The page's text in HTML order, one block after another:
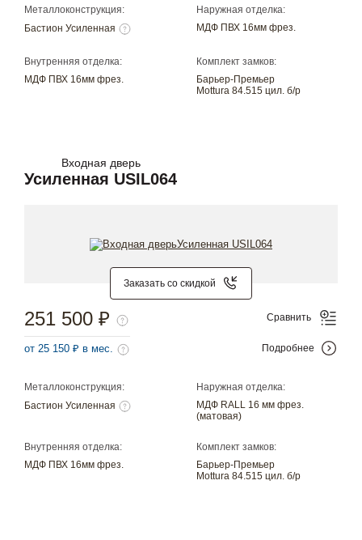
Металлоконструкция:
Бастион Усиленная
Наружная отделка:
МДФ ПВХ 16мм фрез.
Внутренняя отделка:
МДФ ПВХ 16мм фрез.
Комплект замков:
Барьер-Премьер
Mottura 84.515 цил. б/р
Входная дверь
Усиленная USIL064
Заказать со скидкой
Металлоконструкция:
Бастион Усиленная
Наружная отделка:
МДФ RALL 16 мм фрез.
(матовая)
Внутренняя отделка:
МДФ ПВХ 16мм фрез.
Комплект замков:
Барьер-Премьер
Mottura 84.515 цил. б/р
251 500 ₽
от 25 150 ₽ в мес.
Сравнить
Подробнее